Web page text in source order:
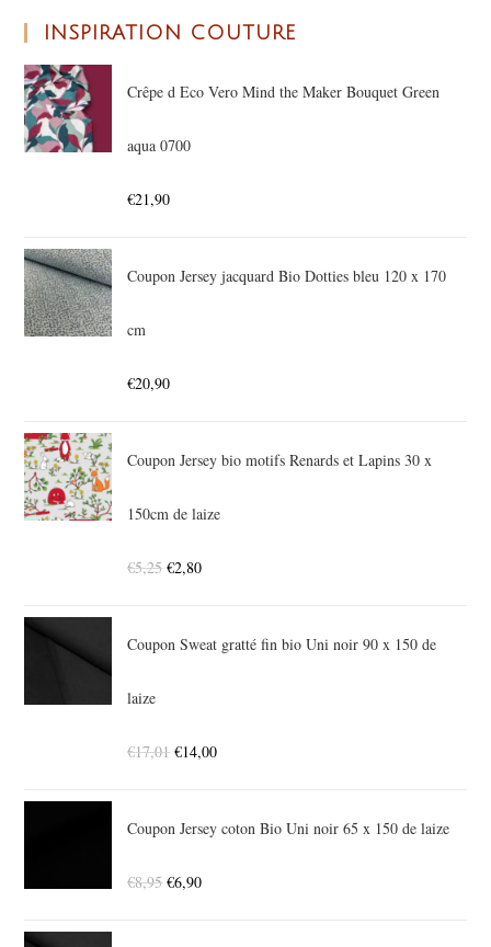
INSPIRATION COUTURE
Crêpe d Eco Vero Mind the Maker Bouquet Green
aqua 0700
€21,90
Coupon Jersey jacquard Bio Dotties bleu 120 x 170
cm
€20,90
Coupon Jersey bio motifs Renards et Lapins 30 x
150cm de laize
€5,25 €2,80
Coupon Sweat gratté fin bio Uni noir 90 x 150 de
laize
€17,01 €14,00
Coupon Jersey coton Bio Uni noir 65 x 150 de laize
€8,95 €6,90